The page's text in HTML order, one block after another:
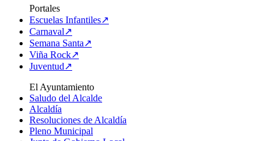
Portales
Escuelas Infantiles↗
Carnaval↗
Semana Santa↗
Viña Rock↗
Juventud↗
El Ayuntamiento
Saludo del Alcalde
Alcaldía
Resoluciones de Alcaldía
Pleno Municipal